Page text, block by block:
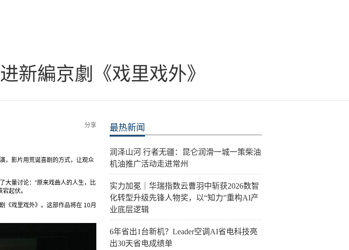
新編京劇《戏里戏外》
分享
，影片用荒诞喜剧的方式，让观众
大量讨论：“原来戏曲人的人生，比
起伏。
戏里戏外》。这部作品将在 10月
最热新闻
​润泽山河 行者无疆：昆仑润滑一城一策柴油
机油推广活动走进常州
实力加冕｜华瑞指数云曹羽中斩获2026数智
化转型升级先锋人物奖，以“知力”重构AI产
业底层逻辑
6年省出1台新机？Leader空调AI省电科技亮
出30天省电成绩单